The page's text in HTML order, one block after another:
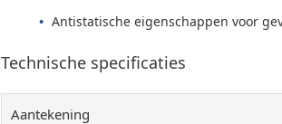
Antistatische eigenschappen voor
Technische specificaties
Aantekening